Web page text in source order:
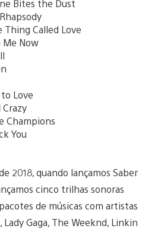
Bites the Dust
Thing Called Love
Me Now
Love
Champions
You
2018, quando lançamos Saber
cinco trilhas sonoras
de músicas com artistas
Gaga, The Weeknd, Linkin